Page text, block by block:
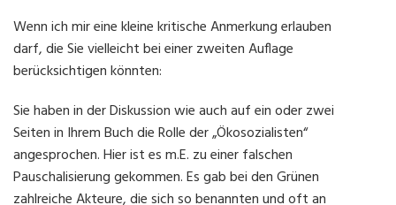
Wenn ich mir eine kleine kritische Anmerkung erlauben
darf, die Sie vielleicht bei einer zweiten Auflage
berücksichtigen könnten:
Sie haben in der Diskussion wie auch auf ein oder zwei
Seiten in Ihrem Buch die Rolle der „Ökosozialisten“
angesprochen. Hier ist es m.E. zu einer falschen
Pauschalisierung gekommen. Es gab bei den Grünen
zahlreiche Akteure, die sich so benannten und oft an